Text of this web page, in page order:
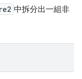
中拆分出一組非